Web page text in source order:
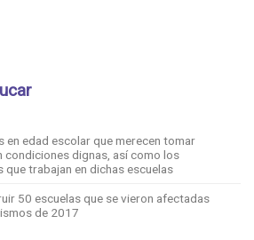
en edad escolar que merecen tomar
condiciones dignas, así como los
que trabajan en dichas escuelas
50 escuelas que se vieron afectadas
de 2017